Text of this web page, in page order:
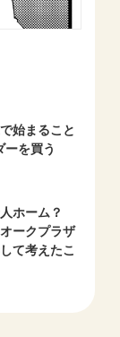
始まること
ーを買う
ホーム？
ークプラザ
て考えたこ